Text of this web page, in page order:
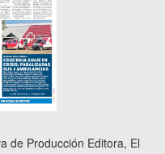
de Producción Editora, El